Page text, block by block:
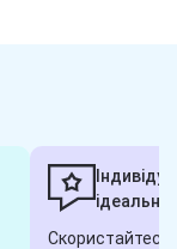
Скористайтеся